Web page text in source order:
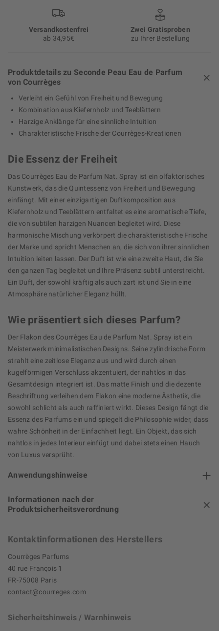
Versand­kosten­frei
ab 34,95€
Zwei Gratisproben
zu Ihrer Bestellung
Produktdetails zu Seconde Peau Eau de Parfum
von Courrèges
Verleiht ein Gefühl von Freiheit und Bewegung
Kombination aus Kiefernholz und Teeblättern
Harzige Anklänge für eine sinnliche Intuition
Charakteristische Frische der Courrèges-Kreationen
Die Essenz der Freiheit
Das Courrèges Eau de Parfum Nat. Spray ist ein olfaktorisches
Kunstwerk, das die Quintessenz von Freiheit und Bewegung
einfängt. Mit einer einzigartigen Duftkomposition aus
Kiefernholz und Teeblättern entfaltet es eine aromatische Tiefe,
die von subtilen harzigen Nuancen begleitet wird. Diese
harmonische Mischung verkörpert die charakteristische Frische
der Marke und spricht Menschen an, die sich von ihrer sinnlichen
Intuition leiten lassen. Der Duft ist wie eine zweite Haut, die Sie
den ganzen Tag begleitet und Ihre Präsenz subtil unterstreicht.
Ein Duft, der sowohl kräftig als auch zart ist und Sie in eine
Atmosphäre natürlicher Eleganz hüllt.
Wie präsentiert sich dieses Parfum?
Der Flakon des Courrèges Eau de Parfum Nat. Spray ist ein
Meisterwerk minimalistischen Designs. Seine zylindrische Form
strahlt eine zeitlose Eleganz aus und wird durch einen
kugelförmigen Verschluss akzentuiert, der nahtlos in das
Gesamtdesign integriert ist. Das matte Finish und die dezente
Beschriftung verleihen dem Flakon eine moderne Ästhetik, die
sowohl schlicht als auch raffiniert wirkt. Dieses Design fängt die
Essenz des Parfums ein und spiegelt die Philosophie wider, dass
wahre Schönheit in der Einfachheit liegt. Ein Objekt, das sich
nahtlos in jedes Interieur einfügt und dabei stets einen Hauch
von Luxus versprüht.
Anwendungshinweise
Informationen nach der
Produktsicherheitsverordnung
Kontaktinformationen des Herstellers
Courrèges Parfums
40 rue François 1
FR-75008 Paris
contact@courreges.com
Sicherheitshinweis / Warnhinweis